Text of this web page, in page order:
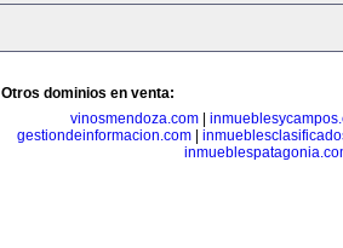
Otros dominios en venta:
vinosmendoza.com|
gestiondeinformacion.com